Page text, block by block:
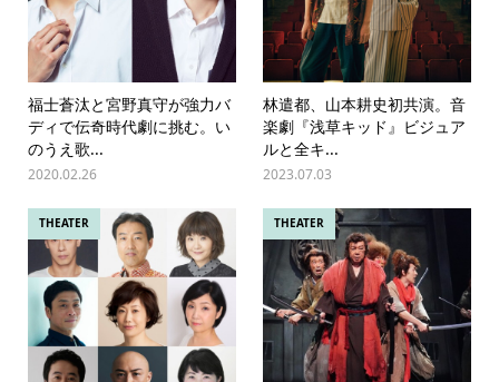
福士蒼汰と宮野真守が強力バ
ディで伝奇時代劇に挑む。い
のうえ歌...
2020.02.26
林遣都、山本耕史初共演。音
楽劇『浅草キッド』ビジュア
ルと全キ...
2023.07.03
THEATER THEATER